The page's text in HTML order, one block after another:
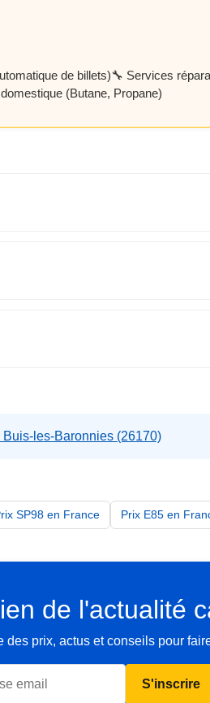
de billets)🔧 Services
(Butane, Propane)
les-Baronnies (26170)
SP98 en France Prix E85 en
de l'actualité
prix, actus et conseils pour
S'inscrire